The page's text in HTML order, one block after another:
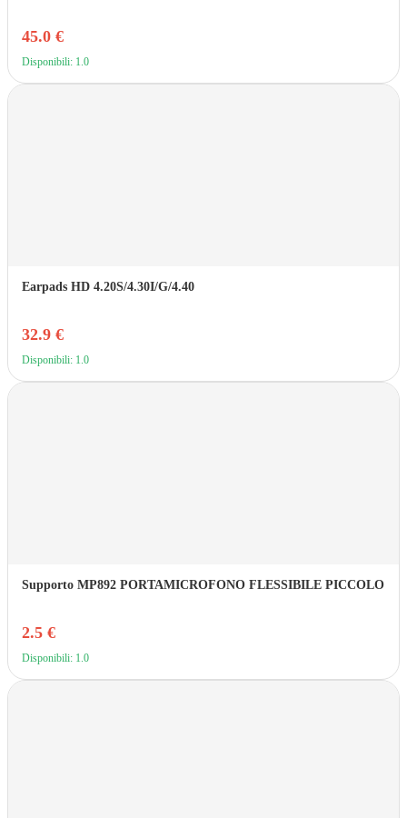
45.0 €
Disponibili: 1.0
Earpads HD 4.20S/4.30I/G/4.40
32.9 €
Disponibili: 1.0
Supporto MP892 PORTAMICROFONO FLESSIBILE PICCOLO
2.5 €
Disponibili: 1.0